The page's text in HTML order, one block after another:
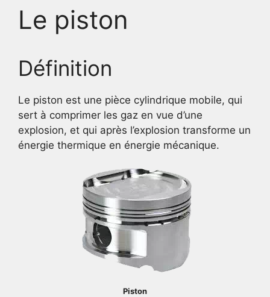
Le piston
Définition
Le piston est une pièce cylindrique mobile, qui
sert à comprimer les gaz en vue d’une
explosion, et qui après l’explosion transforme un
énergie thermique en énergie mécanique.
Piston